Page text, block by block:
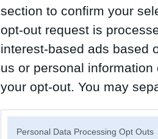
section to confirm your
opt-out request is
interest-based ads based
us or personal
your opt-out. You may
Personal Data Processing Opt Outs